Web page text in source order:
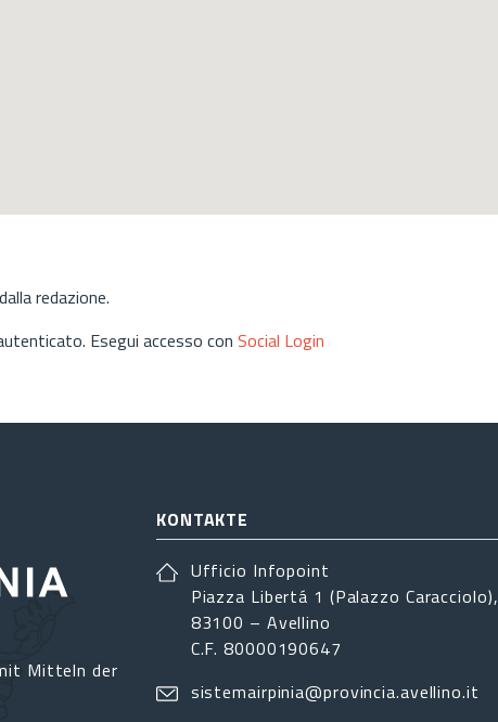
redazione.
Esegui accesso con Social Login
Mitteln der
KONTAKTE
Ufficio Infopoint
Piazza Libertá 1 (Palazzo Caracciolo),
83100 – Avellino
C.F. 80000190647
sistemairpinia@provincia.avellino.it